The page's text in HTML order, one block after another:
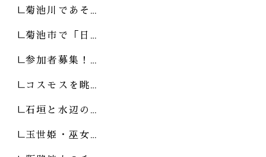
菊池川であそ…
菊池市で「日…
参加者募集！…
コスモスを眺…
石垣と水辺の…
玉世姫・巫女…